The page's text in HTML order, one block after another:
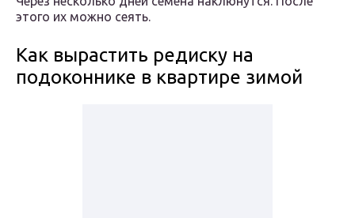
этого их можно сеять.
Как вырастить редиску на
подоконнике в квартире зимой